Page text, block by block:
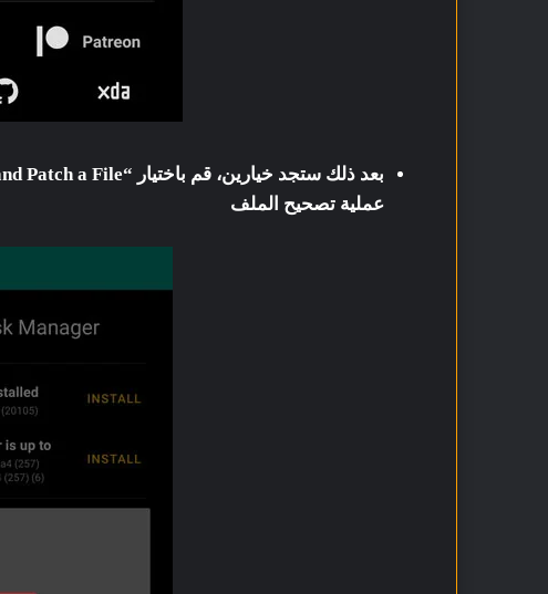
بعد ذلك ستجد خيارين، قم باختيار “Select and Patch a File” ثم حدد ملف
عملية تصحيح الملف